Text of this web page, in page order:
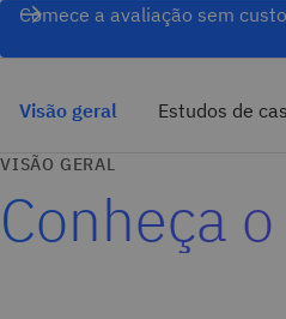
Comece a avaliação sem custo
Visão geral Estudos de
VISÃO GERAL
Conheça